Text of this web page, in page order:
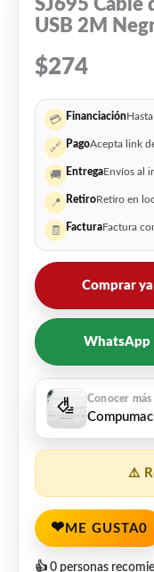
SJ695 Cable
USB 2M
$274
💳 Financiación
🔗 PagoAcepta link
🚚 EntregaEnvíos al
📍 RetiroRetiro en
🧾 FacturaFactura
Comprar ya
WhatsApp
⚠️
❤ ME GUSTA0
👍 0 personas